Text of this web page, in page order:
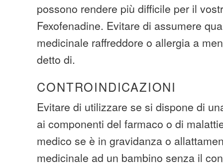
possono rendere più difficile per il
Fexofenadine. Evitare di assumere
medicinale raffreddore o allergia a
detto di.
CONTROINDICAZIONI
Evitare di utilizzare se si dispone di
ai componenti del farmaco o di
medico se è in gravidanza o
medicinale ad un bambino senza il